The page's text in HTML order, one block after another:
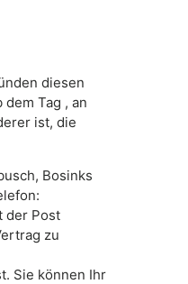
diesen
Tag , an
ist, die
Bosinks
der Post
zu
Sie können Ihr